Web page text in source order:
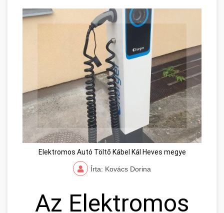
Elektromos Autó Töltő Kábel Kál Heves megye
Írta: Kovács Dorina
Az Elektromos